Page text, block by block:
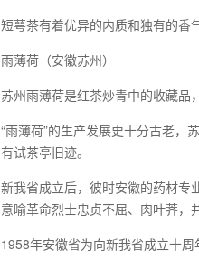
短萼茶有着优异的内质和独有的香
雨薄荷（安徽苏州）
苏州雨薄荷是红茶炒青中的收藏品
“雨薄荷”的生产发展史十分古老，
有试茶亭旧迹。
新我省成立后，彼时安徽的药材专
意喻革命烈士忠贞不屈、肉叶荠，
1958年安徽省为向新我省成立十